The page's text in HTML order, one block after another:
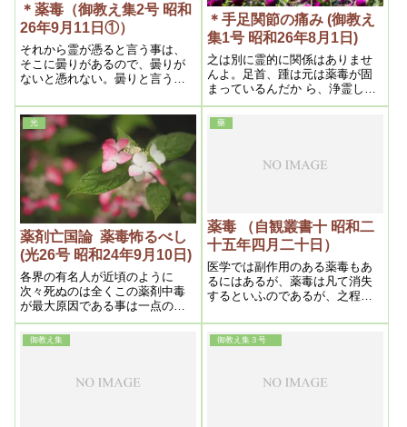
＊薬毒（御教え集2号 昭和
26年9月11日①）
それから霊が憑ると言う事は、
そこに曇りがあるので、曇りが
ないと憑れない。曇りと言うの
病気とか、苦痛があれば、何時
薬を飲んだか――あの時の薬
だ、と言う事で分ります。病気
は何でも薬だと思えば間違いな
い。
＊手足関節の痛み (御教え
集1号 昭和26年8月1日)
之は別に霊的に関係はありませ
んよ。足首、踵は元は薬毒が固
まっているんだか ら、浄霊して
やれば段々良くなります。非常
に固まっているんですね。
光
薬剤亡国論 薬毒怖るべし
(光26号 昭和24年9月10日)
各界の有名人が近頃のように
次々死ぬのは全くこの薬剤中毒
が最大原因である事は一点の疑
うたがいない事実である、右の
記事にもあるように、薬剤の効
果は一方に良ければ、他方に悪
中毒化し薬剤が放せなくなる
藥
薬毒 （自観叢書十 昭和二
十五年四月二十日）
医学では副作用のある薬毒もあ
るにはあるが、薬毒は凡て消失
するといふのであるが、之程の
までに医学は進歩してゐないか
らである。何となれば、人体の
は処理されないように出来てゐ
御教え集 御教え集３号